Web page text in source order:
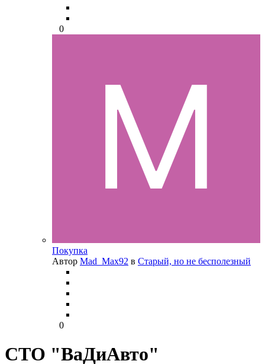
0
Покупка
Автор Mad_Max92 в Старый, но не бесполезный
0
СТО "ВаДиАвто"